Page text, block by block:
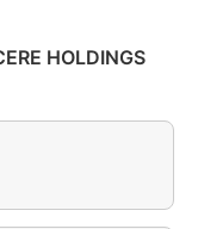
HOLDINGS